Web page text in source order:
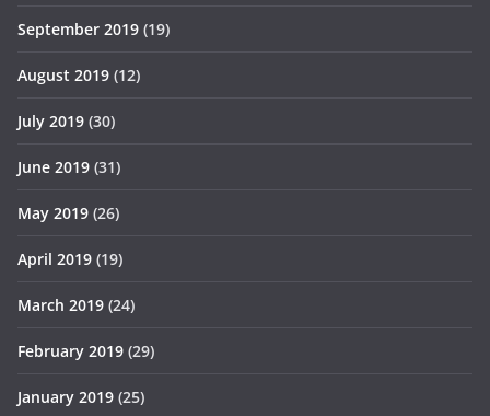
September 2019 (19)
August 2019 (12)
July 2019 (30)
June 2019 (31)
May 2019 (26)
April 2019 (19)
March 2019 (24)
February 2019 (29)
January 2019 (25)